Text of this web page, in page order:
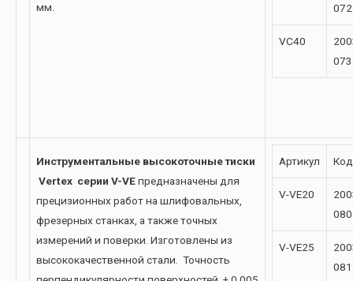
мм.
072
VC40
073
Инструментальные высокоточные тиски
Vertex серии V-VEпредназначены для
прецизионных работ на шлифовальных,
фрезерных станках, а также точных
измерений и поверки. Изготовлены из
высококачественной стали. Точность
Артикул Код
V-VE20
080
V-VE25
081